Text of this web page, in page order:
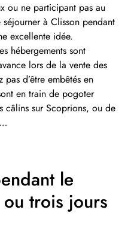
ou ne participant pas au
à Clisson pendant
excellente idée.
hébergements sont
lors de la vente des
d’être embêtés en
en train de pogoter
câlins sur Scoprions, ou de
le
trois jours